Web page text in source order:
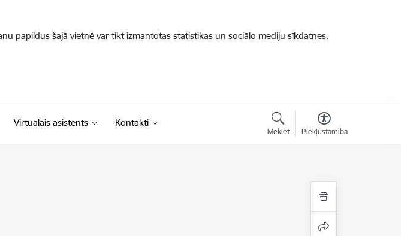
papildus šajā vietnē var tikt izmantotas statistikas un sociālo mediju sīkdatnes.
Virtuālais asistents Kontakti
Meklēt Piekļūstamība